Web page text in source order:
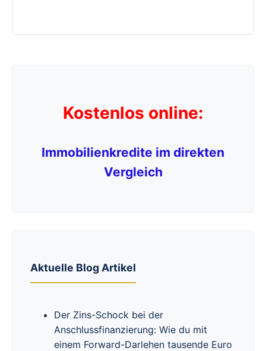
Kostenlos online:
Immobilienkredite im direkten
Vergleich
Aktuelle Blog Artikel
Der Zins-Schock bei der
Anschlussfinanzierung: Wie du mit
einem Forward-Darlehen tausende Euro